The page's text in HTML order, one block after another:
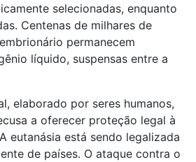
selecionadas, enquanto
Centenas de milhares de
permanecem
líquido, suspensas entre a
elaborado por seres humanos,
a oferecer proteção legal à
eutanásia está sendo legalizada
de países. O ataque contra o